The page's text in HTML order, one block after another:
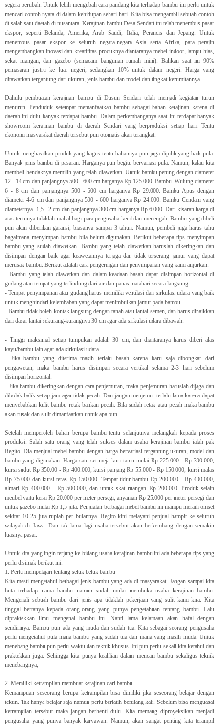
segera berubah. Untuk lebih mengubah cara pandang kita terhadap bambu ini perlu untuk
mencari contoh nyata di dalam kehidupan sehari-hari. Kita bisa mengambil sebuah contoh
di salah satu daerah di nusantara. Kerajinan bambu Desa Sendari ini telah menembus pasar
ekspor, seperti Belanda, Amerika, Arab Saudi, Italia, Perancis dan Jepang. Untuk
menembus pasar ekspor ke seluruh negara-negara Asia serta Afrika, para perajin
mengembangkan inovasi dan kreatifitas produknya diantaranya mebel indoor, lampu hias,
sekat ruangan, dan gazebo (semacam bangunan rumah mini). Bahkan saat ini 90%
pemasaran justru ke luar negeri, sedangkan 10% untuk dalam negeri. Harga yang
ditawarkan tergantung dari ukuran, jenis bambu dan model dan tingkat kerumitannya.
Dahulu pembuatan kerajinan bambu di Dusun Sendari telah menjadi kegiatan turun
menurun. Penduduk setempat memanfaatkan bambu sebagai bahan kerajinan karena di
daerah ini dulu banyak terdapat bambu. Dalam perkembanganya saat ini terdapat banyak
showroom kerajinan bambu di daerah Sendari yang berproduksi setiap hari. Tentu
ekonomi masyarakat daerah tersebut pun otomatis akan terangkat.
Untuk menghasilkan produk yang bagus tentu bahannya pun juga dipilih yang baik pula.
Banyak jenis bambu di pasaran. Harganya pun begitu bervariasi pula. Namun, kalau kita
membeli hendaknya memilih yang telah diawetkan. Untuk bambu petung dengan diameter
12 - 14 cm dan panjangnya 500 - 600 cm harganya Rp 125.000. Bambu Wulung diameter
6 - 8 cm dan panjangnya 500 - 600 cm harganya Rp 29.000. Bambu Apus dengan
diameter 4-6 cm dan panjangnya 500 - 600 harganya Rp 24.000. Bambu Cendani yang
diameternya 1,5 - 2 cm dan panjangnya 300 cm harganya Rp 6.000. Dari kisaran harga di
atas tentunya tidaklah mahal bagi para pengusaha kecil dan menengah. Bambu yang dibeli
pun akan diberikan garansi, biasanya sampai 3 tahun. Namun, pembeli juga harus tahu
bagaimana menyimpan bambu bila belum digunakan. Berikut beberapa tips menyimpan
bambu yang sudah diawetkan. Bambu yang telah diawetkan haruslah dikeringkan dan
disimpan dengan baik agar keawetannya terjaga dan tidak terserang jamur yang dapat
merusak bambu. Berikut adalah cara pengeringan dan penyimpanan yang kami anjurkan.
- Bambu yang telah diawetkan dan dalam keadaan basah dapat disimpan horizontal di
gudang atau tempat yang terlindung dari air dan panas matahari secara langsung.
- Tempat penyimpanan atau gudang harus memiliki ventilasi dan sirkulasi udara yang baik
untuk menghindari kelembaban yang dapat menimbulkan jamur pada bambu.
- Bambu tidak boleh kontak langsung dengan tanah atau lantai semen, dan harus dinaikkan
dari dasar lantai sekurang-kurangnya 30 cm agar ada sirkulasi udara dibawah.
- Tinggi maksimal setiap tumpukan adalah 30 cm, dan diantaranya harus diberi alas
kayu/bambu lain agar ada sirkulasi udara.
- Jika bambu yang diterima masih terlalu basah karena baru saja dibongkar dari
pengawetan, maka bambu harus disimpan secara vertikal selama 2-3 hari sebelum
disimpan horizontal.
- Jika bambu dikeringkan dengan cara penjemuran, maka penjemuran haruslah dijaga dan
dibolak balik setiap jam agar tidak pecah. Dan jangan menjemur terlalu lama karena dapat
menyebabkan kulit bambu retak bahkan pecah. Bila sudah retak atau pecah maka bambu
akan rusak dan sulit dimanfaatkan untuk apa pun.
Setelah memperoleh bahan berupa bambu tentu selanjutnya melangkah kepada proses
produksi. Salah satu orang yang telah sukses dalam usaha kerajinan bambu ialah pak
Regito. Dia menjual mebel bambu dengan harga bervariasi tergantung ukuran, model dan
bambu yang digunakan. Harga satu set meja kuri tamu mulai Rp 225.000 - Rp 300.000,
kursi sudut Rp 350.00 - Rp 400.000, kursi panjang Rp 55.000 - Rp 150.000, kursi malas
Rp 75.000 dan kursi teras Rp 150.000. Tempat tidur bambu Rp 200.000 - Rp 400.000,
almari Rp 400.000 - Rp 500.000, dan untuk skat ruangan Rp 200.000. Produk selain
meubel yaitu kerai Rp 20.000 per meter persegi, anyaman Rp 25.000 per meter persegi dan
untuk gazebo mulai Rp 1,5 juta. Penjualan berbagai mebel bambu ini mampu meraih omset
sekitar 10-25 juta rupiah per bulannya. Regito kini melayani penjual hampir ke seluruh
wilayah di Jawa. Dan tak lama lagi usaha tersebut akan berkembang dengan semakin
luasnya pasar.
Untuk kita yang ingin terjung ke bidang usaha kerajinan bambu ini ada beberapa tips yang
perlu disimak berikut ini.
1. Perlu mempelajari tentang seluk beluk bambu
Kita mesti mengetahui berbagai jenis bambu yang ada di masyarakat. Jangan sampai kita
buta terhadap nama bambu namun sudah mulai membuka usaha kerajinan bambu.
Mengenali sebuah bambu dari jenis apa tidaklah pekerjaan yang sulit kami kira. Kita
tinggal bertanya kepada orang-orang yang punya pengetahuan tentang bambu. Lalu
dipraktekkan ilmu mengenal bambu itu. Nanti lama kelamaan akan hafal dengan
sendirinya. Bambu pun ada yang muda dan sudah tua. Kita sebagai seorang pengusaha
perlu mengetahui pula mana bambu yang sudah tua dan mana yang masih muda. Untuk
menebang bambu pun perlu waktu dan teknik khusus. Ini pun perlu sekali kita ketahui dan
praktekkan juga. Sehingga kita punya keahlian dalam mencari bambu sekaligus teknik
menebangnya,
2. Memiliki ketrampilan membuat kerajinan dari bambu
Kemampuan seseorang berupa ketrampilan bisa dimiliki jika seseorang belajar dengan
tekun. Tak hanya belajar saja namun perlu berlatih berulang kali. Sebelum bisa menguasai
ketrampilan tersebut maka jangan berhenti dulu. Kita memang diproyeksikan menjadi
pengusaha yang punya banyak karyawan. Namun, akan sangat penting kita terampil